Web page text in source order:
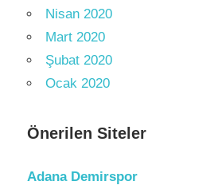
Nisan 2020
Mart 2020
Şubat 2020
Ocak 2020
Önerilen Siteler
Adana Demirspor